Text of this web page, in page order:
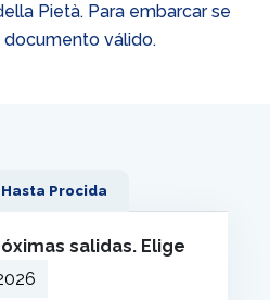
Pietà. Para embarcar se
válido.
Hasta Procida
salidas. Elige